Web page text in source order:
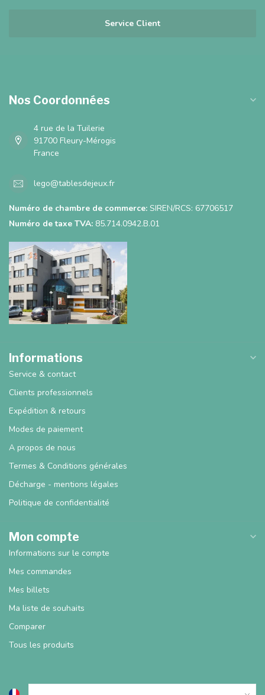
Service Client
Nos Coordonnées
4 rue de la Tuilerie
91700 Fleury-Mérogis
France
lego@tablesdejeux.fr
Numéro de chambre de commerce: SIREN/RCS: 67706517
Numéro de taxe TVA: 85.714.0942.B.01
Informations
Service & contact
Clients professionnels
Expédition & retours
Modes de paiement
A propos de nous
Termes & Conditions générales
Décharge - mentions légales
Politique de confidentialité
Mon compte
Informations sur le compte
Mes commandes
Mes billets
Ma liste de souhaits
Comparer
Tous les produits